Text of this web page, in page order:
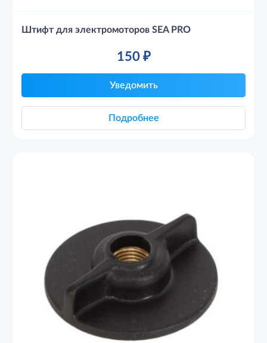
Штифт для электромоторов SEA PRO
150₽
Уведомить
Подробнее